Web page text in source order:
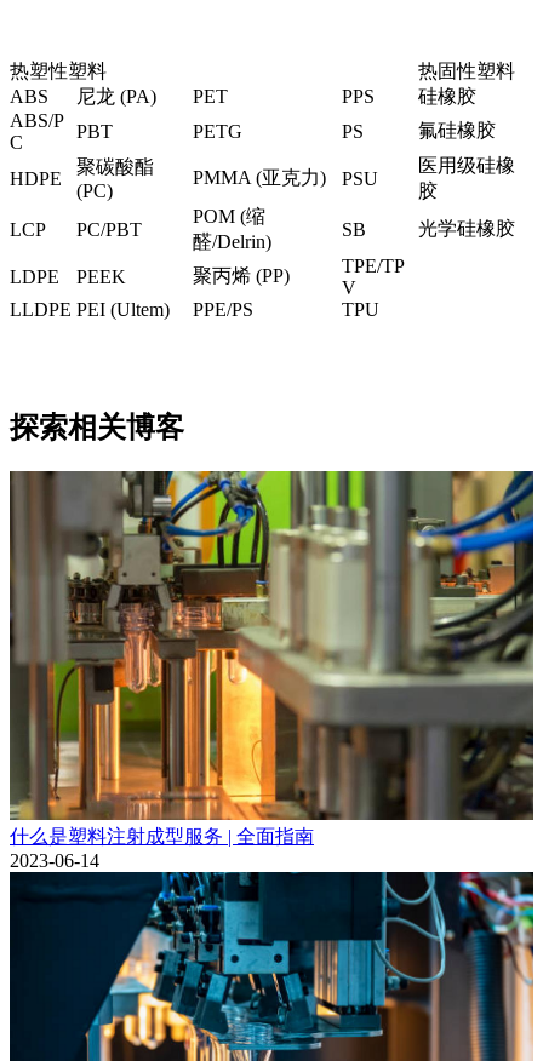
热塑性塑料
热固性塑料
ABS
尼龙 (PA) PET PPS
硅橡胶
ABS/P
C
PBT PETG PS 氟硅橡胶
HDPE
聚碳酸酯
(PC)
PMMA (亚克力) PSU
医用级硅橡
胶
LCP
PC/PBT
POM (缩
醛/Delrin)
SB 光学硅橡胶
LDPE PEEK 聚丙烯 (PP)
TPE/TP
V
LLDPE PEI (Ultem) PPE/PS TPU
探索相关博客
什么是塑料注射成型服务 | 全面指南
2023-06-14